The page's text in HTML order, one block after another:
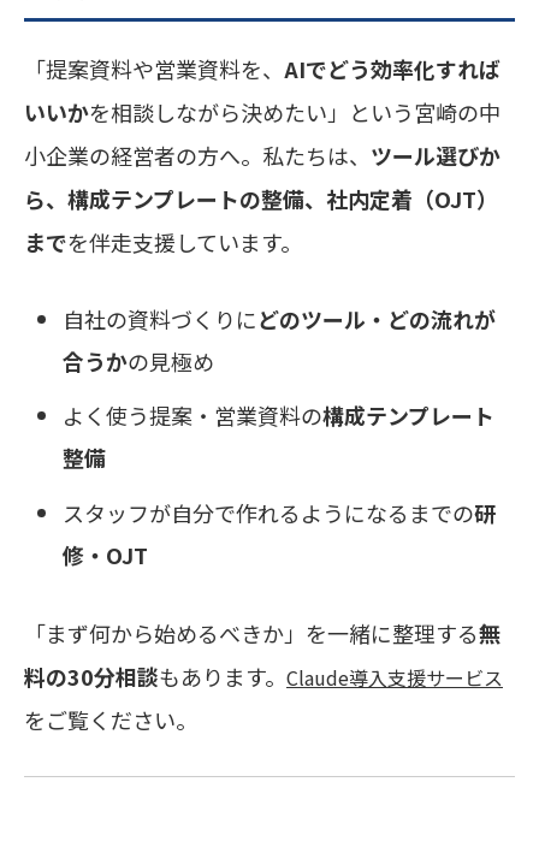
「提案資料や営業資料を、 AIでどう効率化すれば
いいかを相談しながら決めたい」という宮崎の中
小企業の経営者の方へ。私たちは、 ツール選びか
ら、構成テンプレートの整備、社内定着（OJT）
までを伴走支援しています。
自社の資料づくりにどのツール・どの流れが
合うかの見極め
よく使う提案・営業資料の構成テンプレート
整備
スタッフが自分で作れるようになるまでの研
修・OJT
「まず何から始めるべきか」を一緒に整理する無
料の30分相談もあります。 Claude導入支援サービス
をご覧ください。